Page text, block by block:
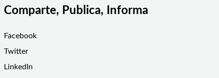
Comparte, Publica, Informa
Facebook
Twitter
LinkedIn